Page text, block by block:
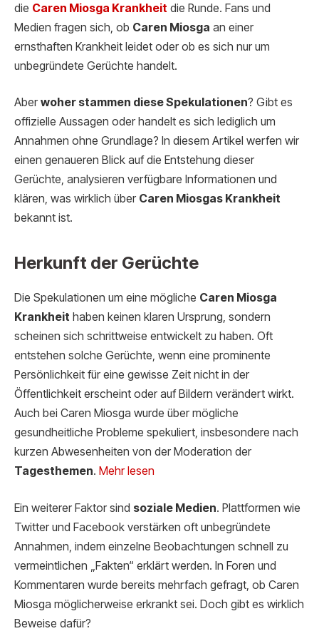
die Caren Miosga Krankheit die Runde. Fans und
Medien fragen sich, ob Caren Miosga an einer
ernsthaften Krankheit leidet oder ob es sich nur um
unbegründete Gerüchte handelt.
Aber woher stammen diese Spekulationen? Gibt es
offizielle Aussagen oder handelt es sich lediglich um
Annahmen ohne Grundlage? In diesem Artikel werfen wir
einen genaueren Blick auf die Entstehung dieser
Gerüchte, analysieren verfügbare Informationen und
klären, was wirklich über Caren Miosgas Krankheit
bekannt ist.
Herkunft der Gerüchte
Die Spekulationen um eine mögliche Caren Miosga
Krankheit haben keinen klaren Ursprung, sondern
scheinen sich schrittweise entwickelt zu haben. Oft
entstehen solche Gerüchte, wenn eine prominente
Persönlichkeit für eine gewisse Zeit nicht in der
Öffentlichkeit erscheint oder auf Bildern verändert wirkt.
Auch bei Caren Miosga wurde über mögliche
gesundheitliche Probleme spekuliert, insbesondere nach
kurzen Abwesenheiten von der Moderation der
Tagesthemen. Mehr lesen
Ein weiterer Faktor sind soziale Medien. Plattformen wie
Twitter und Facebook verstärken oft unbegründete
Annahmen, indem einzelne Beobachtungen schnell zu
vermeintlichen „Fakten“ erklärt werden. In Foren und
Kommentaren wurde bereits mehrfach gefragt, ob Caren
Miosga möglicherweise erkrankt sei. Doch gibt es wirklich
Beweise dafür?